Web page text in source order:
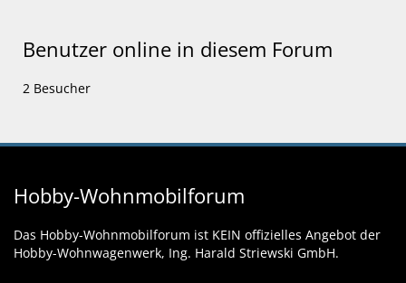
Benutzer online in diesem Forum
2 Besucher
Hobby-Wohnmobilforum
Das Hobby-Wohnmobilforum ist KEIN offizielles Angebot der
Hobby-Wohnwagenwerk, Ing. Harald Striewski GmbH.